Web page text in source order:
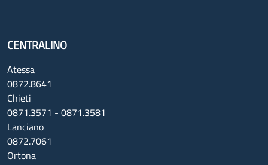
CENTRALINO
Atessa
0872.8641
Chieti
0871.3571 - 0871.3581
Lanciano
0872.7061
Ortona